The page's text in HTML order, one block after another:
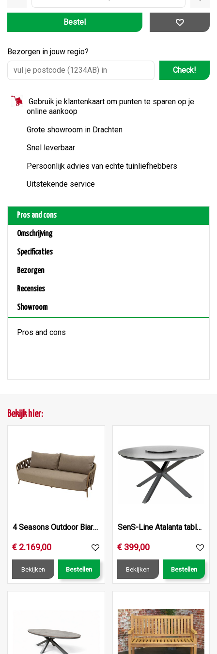
Bezorgen in jouw regio?
Check!
Gebruik je klantenkaart om punten te sparen op je
online aankoop
Grote showroom in Drachten
Snel leverbaar
Persoonlijk advies van echte tuinliefhebbers
Uitstekende service
Pros and cons
Omschrijving
Specificaties
Bezorgen
Recensies
Showroom
Pros and cons
Bekijk hier:
4 Seasons Outdoor Biarritz 3‑zits bank met kussens
€ 2.169,00
Bekijken Bestellen
SenS-Line Atalanta table Ø145x76cm
€ 399,00
Bekijken Bestellen